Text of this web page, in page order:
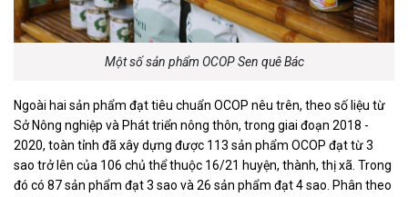
Một số sản phẩm OCOP Sen quê Bác
Ngoài hai sản phẩm đạt tiêu chuẩn OCOP nêu trên, theo số liệu từ
Sở Nông nghiệp và Phát triển nông thôn, trong giai đoạn 2018 -
2020, toàn tỉnh đã xây dựng được 113 sản phẩm OCOP đạt từ 3
sao trở lên của 106 chủ thể thuộc 16/21 huyện, thành, thị xã. Trong
đó có 87 sản phẩm đạt 3 sao và 26 sản phẩm đạt 4 sao. Phân theo